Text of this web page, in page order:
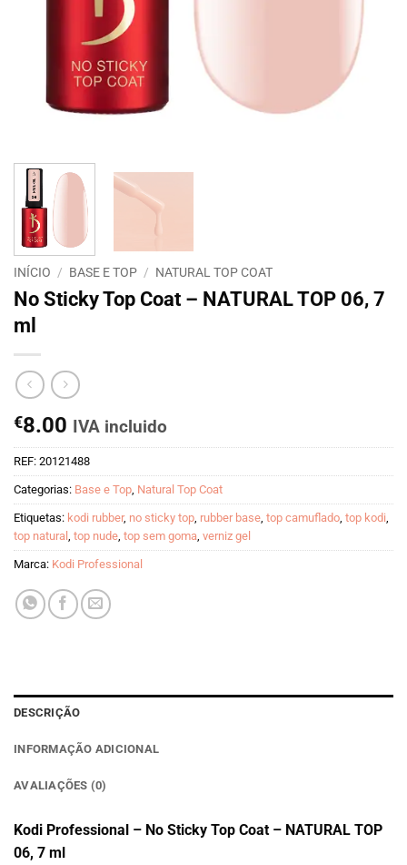
INÍCIO / BASE E TOP / NATURAL TOP COAT
No Sticky Top Coat – NATURAL TOP 06, 7
ml
€8.00 IVA incluido
REF: 20121488
Categorias: Base e Top Natural Top Coat
Etiquetas: kodi rubber, no sticky top rubber base top camuflado top kodi
top natural top nude top sem goma verniz gel
Marca: Kodi Professional
DESCRIÇÃO
INFORMAÇÃO ADICIONAL
AVALIAÇÕES (0)
Kodi Professional – No Sticky Top Coat – NATURAL TOP
06, 7 ml